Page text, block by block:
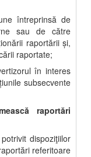
întreprinsă de
sau de către
raportării şi,
raportate;
în interes
subsecvente
raportări
dispoziţiilor
referitoare